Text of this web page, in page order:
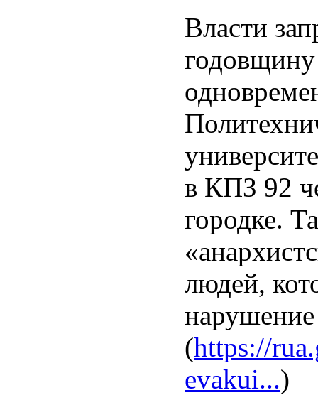
Власти
в КПЗ 92
городке.
людей,
(https://
evakui...)